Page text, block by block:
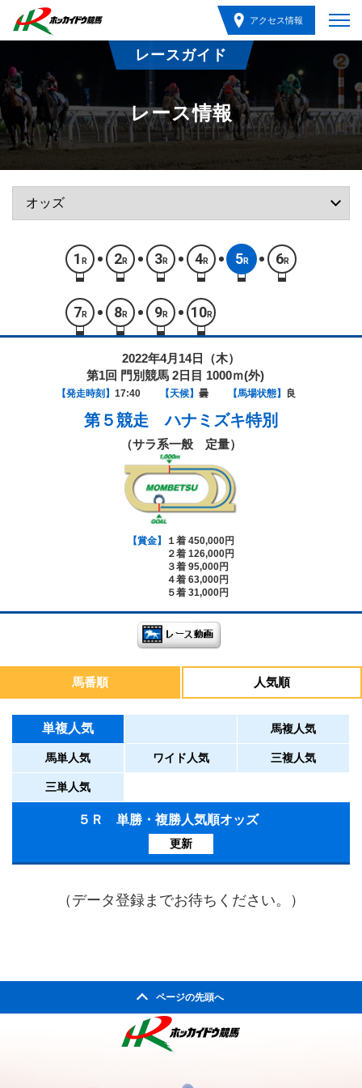
アクセス情報
レースガイド
レース情報
1 R 2R 3R 4R 5R 6R
7 R 8R 9R 10R
2022年4月14日（木）
第1回 門別競馬 2日目 1000ｍ(外)
【発走時刻】 17:40 【天候】 曇 【馬場状態】 良
第５競走ハナミズキ特別
（サラ系一般 定量）
【賞金】
１着 450,000円
２着 126,000円
３着 95,000円
４着 63,000円
５着 31,000円
馬番順 人気順
単複人気 馬複人気
馬単人気 ワイド人気 三複人気
三単人気
５Ｒ 単勝・複勝人気順オッズ
更新
（データ登録までお待ちください。）
ページの先頭へ